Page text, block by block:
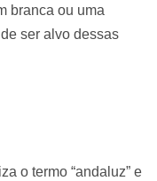
branca ou uma
ser alvo dessas
o termo “andaluz” e